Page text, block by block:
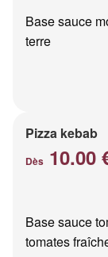
Base sauce
terre
Pizza kebab
Dès 10.00
Base sauce
tomates